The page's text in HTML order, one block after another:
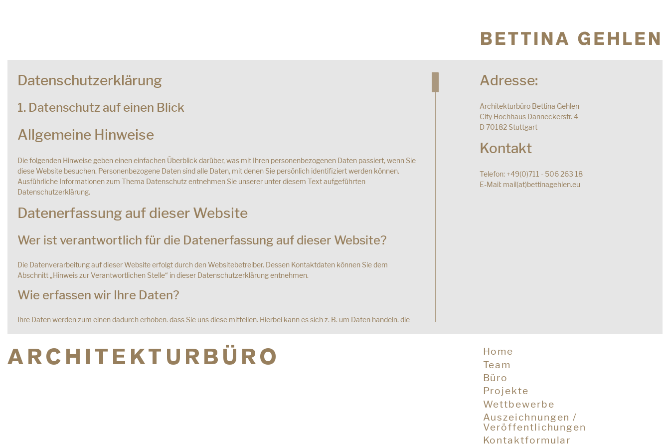
Datenschutzerklärung
1. Datenschutz auf einen Blick
Allgemeine Hinweise
Die folgenden Hinweise geben einen einfachen Überblick darüber, was mit Ihren personenbezogenen Daten passiert, wenn Sie
diese Website besuchen. Personenbezogene Daten sind alle Daten, mit denen Sie persönlich identifiziert werden können.
Ausführliche Informationen zum Thema Datenschutz entnehmen Sie unserer unter diesem Text aufgeführten
Datenschutzerklärung.
Datenerfassung auf dieser Website
Wer ist verantwortlich für die Datenerfassung auf dieser Website?
Die Datenverarbeitung auf dieser Website erfolgt durch den Websitebetreiber. Dessen Kontaktdaten können Sie dem
Abschnitt „Hinweis zur Verantwortlichen Stelle“ in dieser Datenschutzerklärung entnehmen.
Wie erfassen wir Ihre Daten?
Ihre Daten werden zum einen dadurch erhoben, dass Sie uns diese mitteilen. Hierbei kann es sich z. B. um Daten handeln, die
Andere Daten werden automatisch oder nach Ihrer Einwilligung beim Besuch der Website durch unsere IT-Systeme erfasst.
Das sind vor allem technische Daten (z. B. Internetbrowser, Betriebssystem oder Uhrzeit des Seitenaufrufs). Die Erfassung
Adresse:
Architekturbüro Bettina Gehlen
City Hochhaus Danneckerstr. 4
D 70182 Stuttgart
Kontakt
Telefon: +49(0)711 - 506 263 18
E-Mail: mail(at)bettinagehlen.eu
ARCHITEKTURBÜRO Home
Team
Büro
Projekte
Wettbewerbe
Auszeichnungen /
Veröffentlichungen
Kontaktformular